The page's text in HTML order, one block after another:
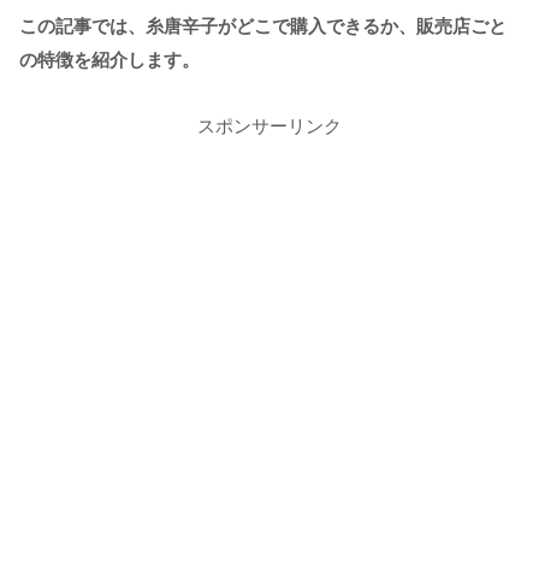
この記事では、糸唐辛子がどこで購入できるか、販売店ごと
の特徴を紹介します。
スポンサーリンク